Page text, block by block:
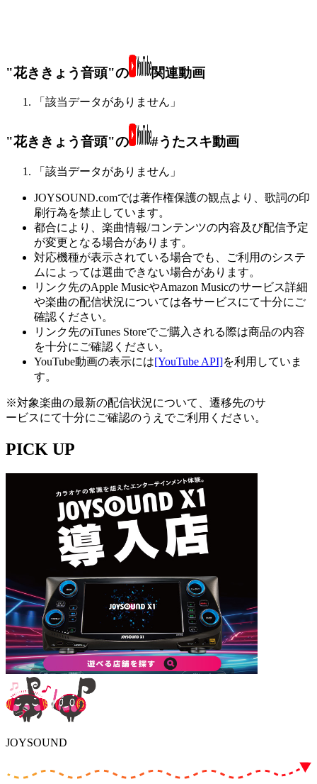
"花ききょう音頭"の 関連動画
「該当データがありません」
"花ききょう音頭"の #うたスキ動画
「該当データがありません」
JOYSOUND.comでは著作権保護の観点より、歌詞の印
刷行為を禁止しています。
都合により、楽曲情報/コンテンツの内容及び配信予定
が変更となる場合があります。
対応機種が表示されている場合でも、ご利用のシステ
ムによっては選曲できない場合があります。
リンク先のApple MusicやAmazon Musicのサービス詳細
や楽曲の配信状況については各サービスにて十分にご
確認ください。
リンク先のiTunes Storeでご購入される際は商品の内容
を十分にご確認ください。
YouTube動画の表示には[YouTube API]を利用していま
す。
※対象楽曲の最新の配信状況について、遷移先のサ
ービスにて十分にご確認のうえでご利用ください。
PICK UP
JOYSOUND